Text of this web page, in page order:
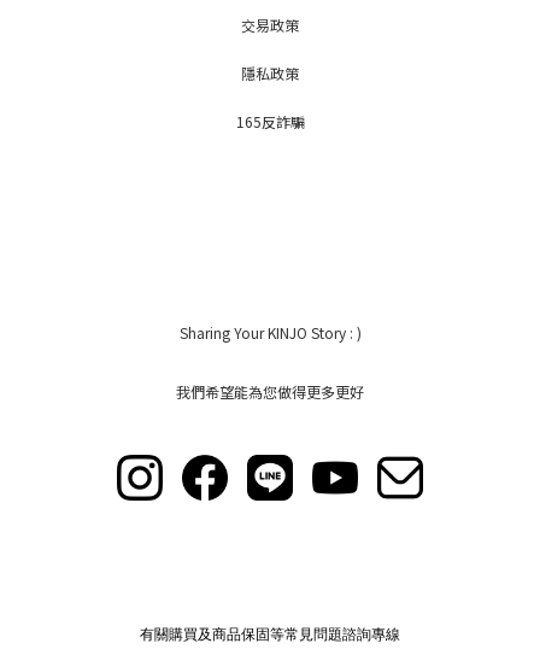
交易政策
隱私政策
165反詐騙
Sharing Your KINJO Story : )
我們希望能為您做得更多更好
有關購買及商品保固等常見問題諮詢專線